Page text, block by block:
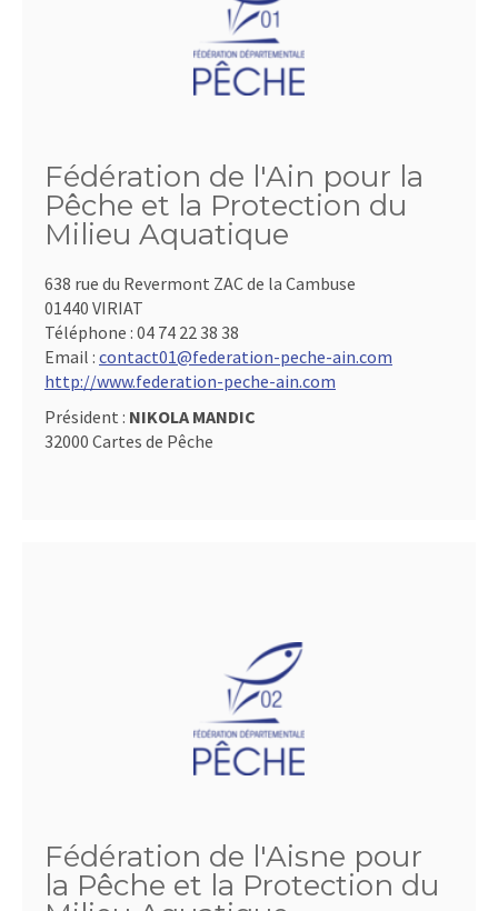
Fédération de l'Ain pour la
Pêche et la Protection du
Milieu Aquatique
638 rue du Revermont ZAC de la Cambuse
01440 VIRIAT
Téléphone : 04 74 22 38 38
Email : contact01@federation-peche-ain.com
http://www.federation-peche-ain.com
Président : NIKOLA MANDIC
32000 Cartes de Pêche
Fédération de l'Aisne pour
la Pêche et la Protection du